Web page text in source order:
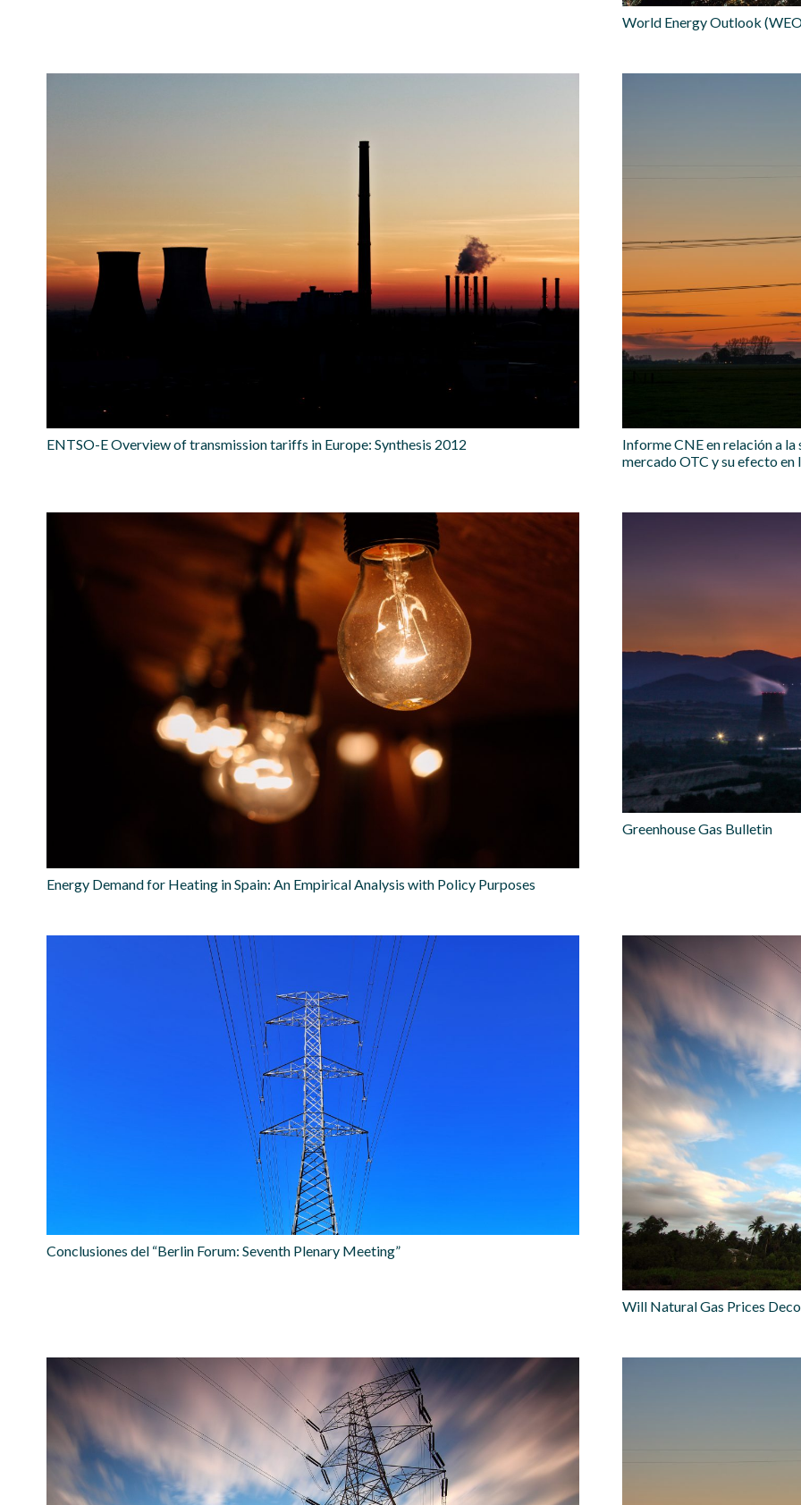
World Energy Outlook
ENTSO-E Overview of transmission tariffs in Europe: Synthesis 2012
Informe CNE en relación a
mercado OTC y su efecto en
Energy Demand for Heating in Spain: An Empirical Analysis with Policy Purposes
Greenhouse Gas Bulletin
Conclusiones del “Berlin Forum: Seventh Plenary Meeting”
Will Natural Gas Prices